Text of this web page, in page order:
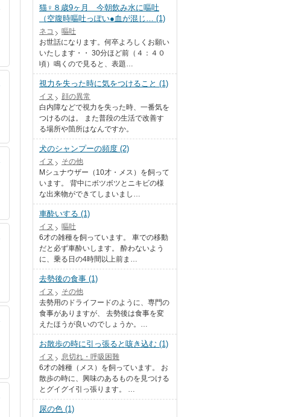
猫♀８歳9ヶ月 今朝飲み水に嘔吐
（空腹時嘔吐っぽい●血が混じ… (1)
ネコ
嘔吐
お世話になります。何卒よろしくお願い
いたします・・ 30分ほど前（４：４０
頃）鳴くので見ると、表題…
視力を失った時に気をつけること (1)
イヌ
顔の異常
白内障などで視力を失った時、一番気を
つけるのは。 また普段の生活で改善す
る場所や箇所はなんですか。
犬のシャンプーの頻度 (2)
イヌ
その他
Mシュナウザー（10才・メス）を飼って
います。 背中にボツボツとニキビの様
な出来物ができてしまいまし…
車酔いする (1)
イヌ
嘔吐
6才の雑種を飼っています。 車での移動
だと必ず車酔いします。 酔わないよう
に、乗る日の4時間以上前ま…
去勢後の食事 (1)
イヌ
その他
去勢用のドライフードのように、専門の
食事がありますが、 去勢後は食事を変
えたほうが良いのでしょうか。…
お散歩の時に引っ張ると咳き込む (1)
イヌ
息切れ・呼吸困難
6才の雑種（メス）を飼っています。 お
散歩の時に、興味のあるものを見つける
とグイグイ引っ張ります。 …
尿の色 (1)